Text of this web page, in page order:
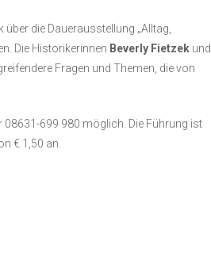
die Dauerausstellung „Alltag,
Die Historikerinnen Beverly Fietzek und
Fragen und Themen, die von
08631-699 980 möglich. Die Führung ist
€ 1,50 an.